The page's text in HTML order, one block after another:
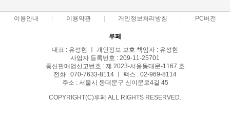
이용안내 이용약관 개인정보처리방침 PC버전
루페
대표 : 유성현 ㅣ 개인정보 보호 책임자 : 유성현
사업자 등록번호 : 209-11-25701
통신판매업신고번호 : 제 2023-서울동대문-1167 호
전화 : 070-7633-8114 ㅣ 팩스 : 02-969-8114
주소 : 서울시 동대문구 신이문로4길 45
COPYRIGHT(C)루페 ALL RIGHTS RESERVED.